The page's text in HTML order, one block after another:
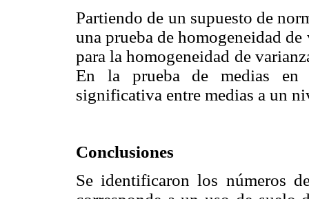
Partiendo de un supuesto de
una prueba de homogeneidad
para la homogeneidad de
En la prueba de medias en
significativa entre medias a un
Conclusiones
Se identificaron los números